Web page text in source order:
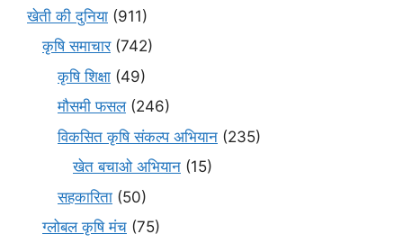
खेती की दुनिया (911)
कृषि समाचार(742)
कृषि शिक्षा (49)
मौसमी फसल(246)
विकसित कृषि संकल्प अभियान (235)
खेत बचाओ अभियान (15)
सहकारिता (50)
ग्लोबल कृषि मंच (75)